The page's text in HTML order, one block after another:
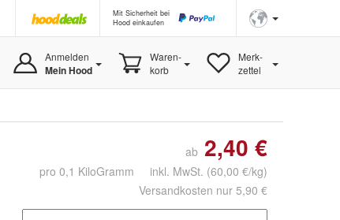
Mit Sicherheit bei
Hood einkaufen
Anmelden
Mein Hood
Waren-
korb
Merk-
zettel
ab 2,40 €
pro 0,1 KiloGramm inkl. MwSt. (60,00 €/kg)
Versandkosten nur 5,90 €